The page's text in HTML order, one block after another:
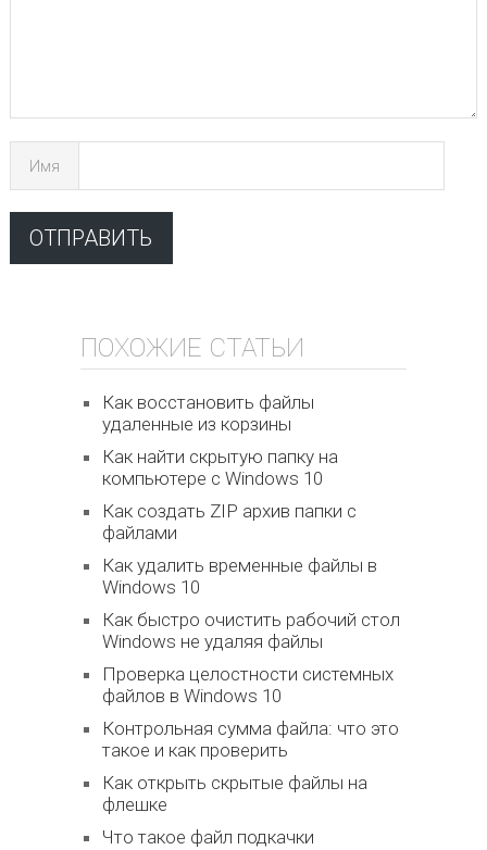
Имя
ПОХОЖИЕ СТАТЬИ
Как восстановить файлы
удаленные из корзины
Как найти скрытую папку на
компьютере с Windows 10
Как создать ZIP архив папки с
файлами
Как удалить временные файлы в
Windows 10
Как быстро очистить рабочий стол
Windows не удаляя файлы
Проверка целостности системных
файлов в Windows 10
Контрольная сумма файла: что это
такое и как проверить
Как открыть скрытые файлы на
флешке
Что такое файл подкачки